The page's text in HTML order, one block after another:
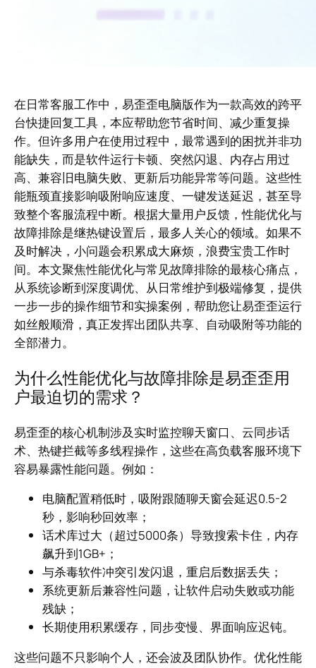
在日常客服工作中，易歪歪电脑版作为一款高效的跨平
台快捷回复工具，本应帮助您节省时间、减少重复操
作。但许多用户在使用过程中，最常遇到的困扰并非功
能缺失，而是软件运行卡顿、突然闪退、内存占用过
高、兼容旧电脑失败、更新后功能异常等问题。这些性
能瓶颈直接影响吸附响应速度、一键发送延迟，甚至导
致整个客服流程中断。根据大量用户反馈，性能优化与
故障排除是继热键设置后，最多人关心的领域。如果不
及时解决，小问题会积累成大麻烦，浪费宝贵工作时
间。本文聚焦性能优化与常见故障排除的最核心痛点，
从系统诊断到深度调优、从日常维护到极端修复，提供
一步一步的操作细节和实操案例，帮助您让易歪歪运行
如丝般顺滑，真正发挥出团队共享、自动吸附等功能的
全部潜力。
为什么性能优化与故障排除是易歪歪用
户最迫切的需求？
易歪歪的核心机制涉及实时监控聊天窗口、云同步话
术、热键拦截等多线程操作，这些在高负载客服环境下
容易暴露性能问题。例如：
电脑配置稍低时，吸附跟随聊天窗会延迟0.5-2
秒，影响秒回效率；
话术库过大（超过5000条）导致搜索卡住，内存
飙升到1GB+；
与杀毒软件冲突引发闪退，重启后数据丢失；
系统更新后兼容性问题，让软件启动失败或功能
残缺；
长期使用积累缓存，同步变慢、界面响应迟钝。
这些问题不只影响个人，还会波及团队协作。优化性能